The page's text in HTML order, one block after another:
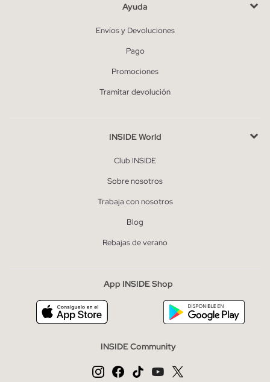
Ayuda
Envíos y Devoluciones
Pago
Promociones
Tramitar devolución
INSIDE World
Club INSIDE
Sobre nosotros
Trabaja con nosotros
Blog
Rebajas de verano
App INSIDE Shop
INSIDE Community